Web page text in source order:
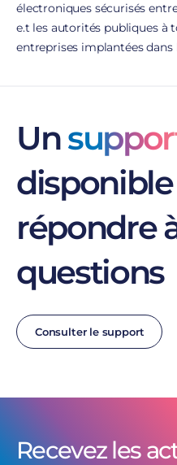
électroniques sécurisés
e.t les autorités publiques à
entreprises implantées dans
Un
répondre
questions
Consulter le support
Recevez les